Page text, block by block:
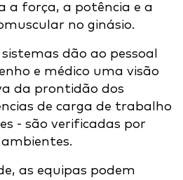
a força, a potência e a
no ginásio.
dão ao pessoal
e médico uma visão
da prontidão dos
de carga de trabalho
- são verificadas por
as equipas podem